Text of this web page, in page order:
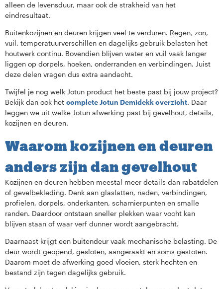
alleen de levensduur, maar ook de strakheid van het
eindresultaat.
Buitenkozijnen en deuren krijgen veel te verduren. Regen, zon,
vuil, temperatuurverschillen en dagelijks gebruik belasten het
houtwerk continu. Bovendien blijven water en vuil vaak langer
liggen op dorpels, hoeken, onderranden en verbindingen. Juist
deze delen vragen dus extra aandacht.
Twijfel je nog welk Jotun product het beste past bij jouw project?
Bekijk dan ook het complete Jotun Demidekk overzicht. Daar
leggen we uit welke Jotun afwerking past bij gevelhout, details,
kozijnen en deuren.
Waarom kozijnen en deuren
anders zijn dan gevelhout
Kozijnen en deuren hebben meestal meer details dan rabatdelen
of gevelbekleding. Denk aan glaslatten, naden, verbindingen,
profielen, dorpels, onderkanten, scharnierpunten en smalle
randen. Daardoor ontstaan sneller plekken waar vocht kan
blijven staan of waar verf dunner wordt aangebracht.
Daarnaast krijgt een buitendeur vaak mechanische belasting. De
deur wordt geopend, gesloten, aangeraakt en soms gestoten.
Daarom moet de afwerking goed vloeien, sterk hechten en
bestand zijn tegen dagelijks gebruik.